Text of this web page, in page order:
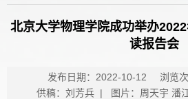
北京大学物理学院成功举办
读报告会
发布日期：2022-10-12 浏览次
供稿：刘芳兵 | 图片：周天宇